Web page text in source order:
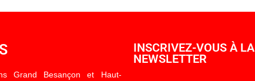
Grand Besançon et Haut-
INSCRIVEZ-VOUS À LA
NEWSLETTER